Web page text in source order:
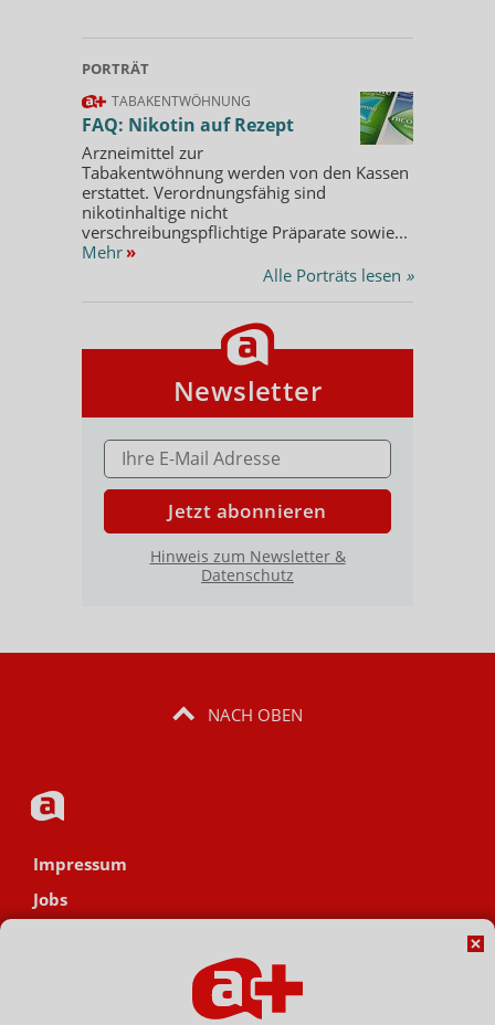
PORTRÄT
TABAKENTWÖHNUNG
FAQ: Nikotin auf Rezept
Arzneimittel zur
Tabakentwöhnung werden von den Kassen
erstattet. Verordnungsfähig sind
nikotinhaltige nicht
verschreibungspflichtige Präparate sowie...
Mehr »
Alle Porträts lesen »
Newsletter
E-MAIL ADRESSE
Jetzt abonnieren
Hinweis zum Newsletter &
Datenschutz
NACH OBEN
Impressum
Jobs